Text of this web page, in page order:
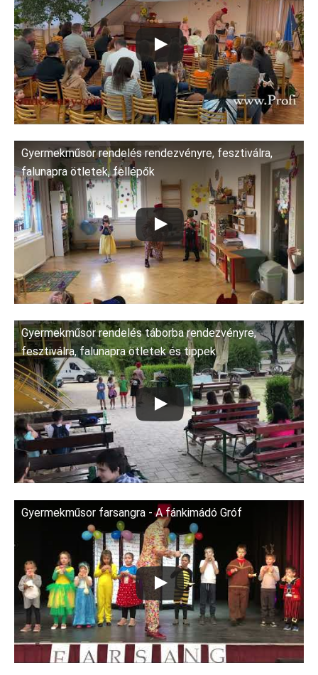
Gyermekműsor rendelés rendezvényre, fesztiválra,
falunapra ötletek, fellépők
Gyermekműsor rendelés táborba rendezvényre,
fesztiválra, falunapra ötletek és tippek
Gyermekműsor farsangra - A fánkimádó Gróf